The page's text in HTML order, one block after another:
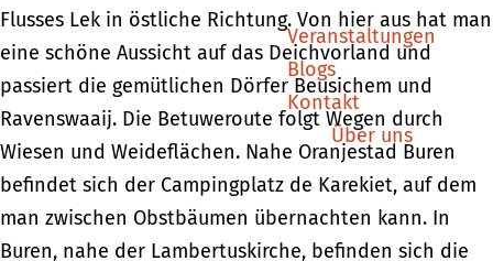
Veranstaltungen
Blogs
Kontakt
Über uns
Flusses Lek in östliche Richtung. Von hier aus hat man
eine schöne Aussicht auf das Deichvorland und
passiert die gemütlichen Dörfer Beusichem und
Ravenswaaij. Die Betuweroute folgt Wegen durch
Wiesen und Weideflächen. Nahe Oranjestad Buren
befindet sich der Campingplatz de Karekiet, auf dem
man zwischen Obstbäumen übernachten kann. In
Buren, nahe der Lambertuskirche, befinden sich die